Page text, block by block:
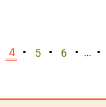
4 5 6 …